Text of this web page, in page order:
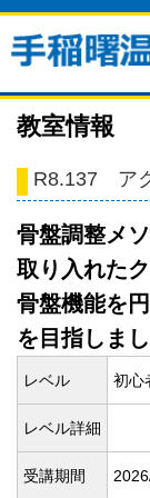
教室情報
R8.137 ア
骨盤調整メ
取り入れた
骨盤機能を
を目指しまし
レベル 初心
レベル詳細
受講期間